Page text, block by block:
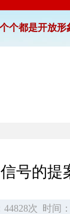
个都是开放形
号的提
44828次 时间